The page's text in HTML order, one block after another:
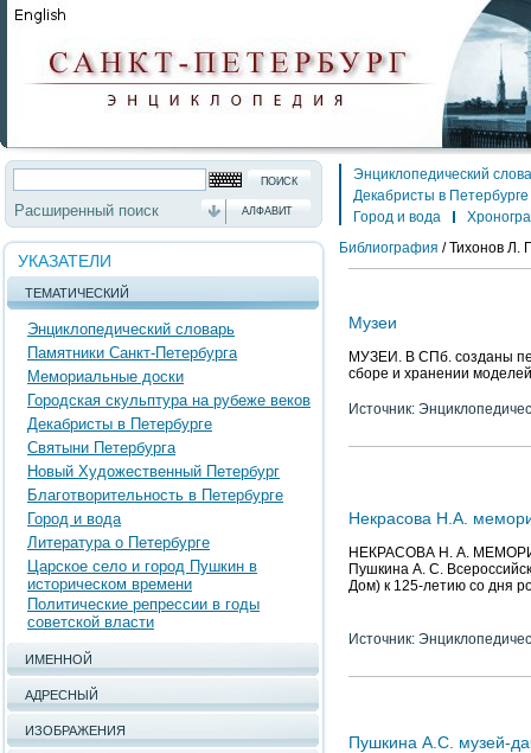
Расширенный поиск АЛФАВИТ
УКАЗАТЕЛИ
ТЕМАТИЧЕСКИЙ
Энциклопедический словарь
Памятники Санкт-Петербурга
Мемориальные доски
Городская скульптура на рубеже веков
Декабристы в Петербурге
Святыни Петербурга
Новый Художественный Петербург
Благотворительность в Петербурге
Город и вода
Литература о Петербурге
Царское село и город Пушкин в
историческом времени
Политические репрессии в годы
советской власти
ИМЕННОЙ
АДРЕСНЫЙ
ИЗОБРАЖЕНИЯ
Энциклопедический
Декабристы в Петербурге
Город и вода
Библиография / Тихонов Л.
Музеи
МУЗЕИ. В СПб. созданы
сборе и хранении
Источник:
Некрасова Н.А.
НЕКРАСОВА Н. А.
Пушкина А. С.
Дом) к 125-летию со дня
Источник:
Пушкина А.С. музей-